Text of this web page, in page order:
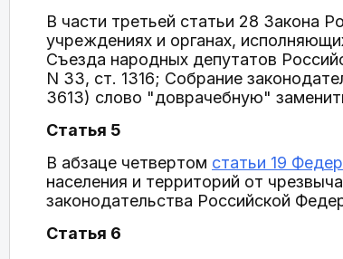
В части третьей статьи 28 Закона
учреждениях и органах,
Съезда народных депутатов
N 33, ст. 1316; Собрание
3613) слово "доврачебную"
Статья 5
В абзаце четвертом статьи 19
населения и территорий от
законодательства Российской
Статья 6